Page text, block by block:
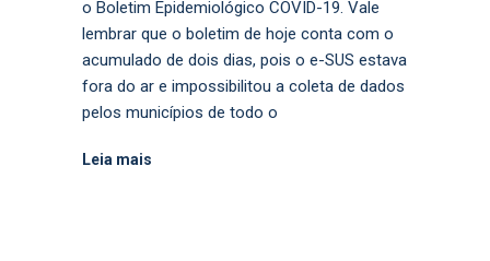
o Boletim Epidemiológico COVID-19. Vale
lembrar que o boletim de hoje conta com o
acumulado de dois dias, pois o e-SUS estava
fora do ar e impossibilitou a coleta de dados
pelos municípios de todo o
Leia mais